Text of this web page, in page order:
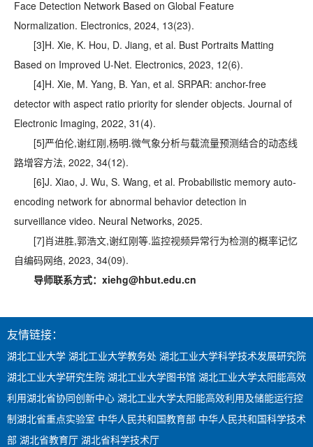
Face Detection Network Based on Global Feature
Normalization. Electronics, 2024, 13(23).
[3]H. Xie, K. Hou, D. Jiang, et al. Bust Portraits Matting
Based on Improved U-Net. Electronics, 2023, 12(6).
[4]H. Xie, M. Yang, B. Yan, et al. SRPAR: anchor-free
detector with aspect ratio priority for slender objects. Journal of
Electronic Imaging, 2022, 31(4).
[5]严伯伦,谢红刚,杨明.微气象分析与载流量预测结合的动态线
路增容方法, 2022, 34(12).
[6]J. Xiao, J. Wu, S. Wang, et al. Probabilistic memory auto-
encoding network for abnormal behavior detection in
surveillance video. Neural Networks, 2025.
[7]肖进胜,郭浩文,谢红刚等.监控视频异常行为检测的概率记忆
自编码网络, 2023, 34(09).
导师联系方式： xiehg@hbut.edu.cn
友情链接：
湖北工业大学 湖北工业大学教务处 湖北工业大学科学技术发展研究院
湖北工业大学研究生院 湖北工业大学图书馆 湖北工业大学太阳能高效
利用湖北省协同创新中心 湖北工业大学太阳能高效利用及储能运行控
制湖北省重点实验室 中华人民共和国教育部 中华人民共和国科学技术
部 湖北省教育厅 湖北省科学技术厅